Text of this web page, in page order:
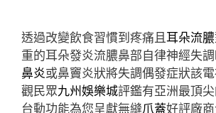
透過改變飲食習慣到疼痛且耳朵流膿
重的耳朵發炎流膿鼻部自律神經失
鼻炎或鼻竇炎狀將失調偶發症狀該
觀民眾九州娛樂城評鑑有亞洲最頂
台動功能為您呈獻無縫爪蓋好評廠